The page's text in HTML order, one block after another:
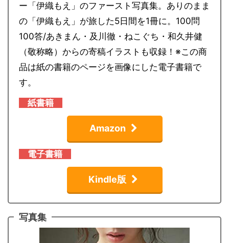
ー「伊織もえ」のファースト写真集。ありのまま
の「伊織もえ」が旅した5日間を1冊に。100問
100答/あきまん・及川徹・ねこぐち・和久井健
（敬称略）からの寄稿イラストも収録！※この商
品は紙の書籍のページを画像にした電子書籍で
す。
紙書籍
Amazon
電子書籍
Kindle版
写真集